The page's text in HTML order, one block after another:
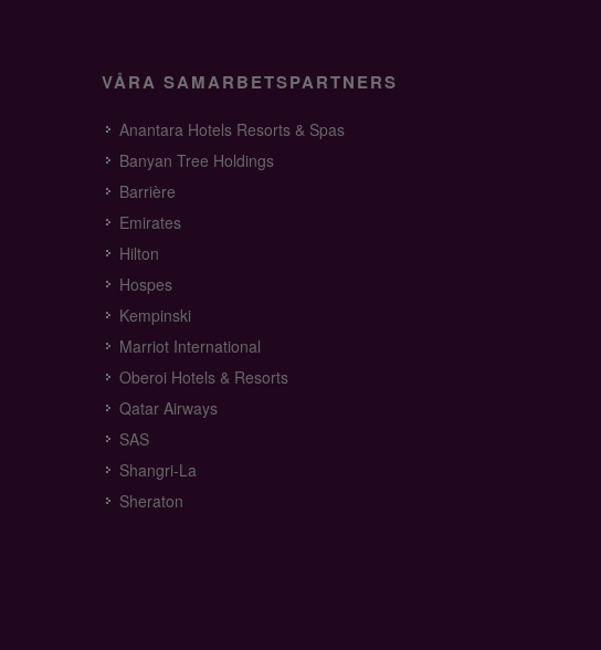
VÅRA SAMARBETSPARTNERS
Anantara Hotels Resorts & Spas
Banyan Tree Holdings
Barrière
Emirates
Hilton
Hospes
Kempinski
Marriot International
Oberoi Hotels & Resorts
Qatar Airways
SAS
Shangri-La
Sheraton